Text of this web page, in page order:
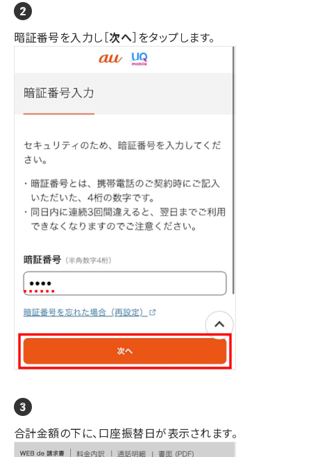
暗証番号を入力し［次へ］をタップします。
合計金額の下に、口座振替日が表示されます。